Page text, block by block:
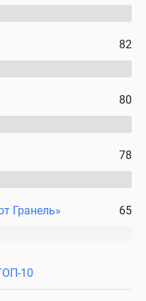
82
80
78
Гранель» 65
10